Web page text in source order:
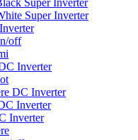
Super Inverter
Super Inverter
off
Inverter
DC Inverter
Inverter
Inverter